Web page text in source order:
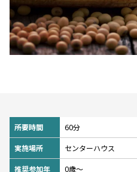
所要時間 60分
実施場所 センターハウス
推奨参加年
0歳〜